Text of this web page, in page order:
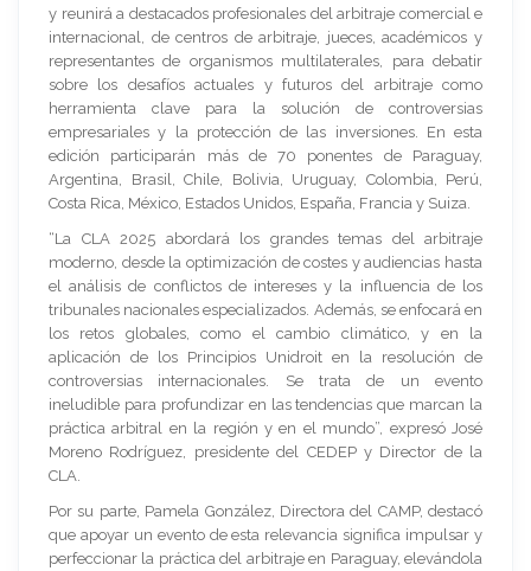
y reunirá a destacados profesionales del arbitraje comercial e
internacional, de centros de arbitraje, jueces, académicos y
representantes de organismos multilaterales, para debatir
sobre los desafíos actuales y futuros del arbitraje como
herramienta clave para la solución de controversias
empresariales y la protección de las inversiones. En esta
edición participarán más de 70 ponentes de Paraguay,
Argentina, Brasil, Chile, Bolivia, Uruguay, Colombia, Perú,
Costa Rica, México, Estados Unidos, España, Francia y Suiza.
“La CLA 2025 abordará los grandes temas del arbitraje
moderno, desde la optimización de costes y audiencias hasta
el análisis de conflictos de intereses y la influencia de los
tribunales nacionales especializados. Además, se enfocará en
los retos globales, como el cambio climático, y en la
aplicación de los Principios Unidroit en la resolución de
controversias internacionales. Se trata de un evento
ineludible para profundizar en las tendencias que marcan la
práctica arbitral en la región y en el mundo”, expresó José
Moreno Rodríguez, presidente del CEDEP y Director de la
CLA.
Por su parte, Pamela González, Directora del CAMP, destacó
que apoyar un evento de esta relevancia significa impulsar y
perfeccionar la práctica del arbitraje en Paraguay, elevándola